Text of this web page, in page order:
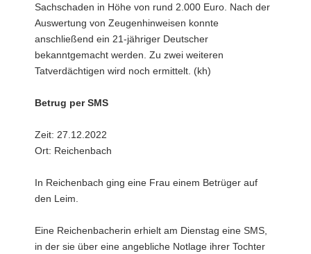
Sachschaden in Höhe von rund 2.000 Euro. Nach der
Auswertung von Zeugenhinweisen konnte
anschließend ein 21-jähriger Deutscher
bekanntgemacht werden. Zu zwei weiteren
Tatverdächtigen wird noch ermittelt. (kh)
Betrug per SMS
Zeit: 27.12.2022
Ort: Reichenbach
In Reichenbach ging eine Frau einem Betrüger auf
den Leim.
Eine Reichenbacherin erhielt am Dienstag eine SMS,
in der sie über eine angebliche Notlage ihrer Tochter